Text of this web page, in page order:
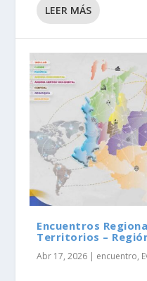
LEER MÁS
Encuentros
Territorios –
Abr 17, 2026 | encuentro,